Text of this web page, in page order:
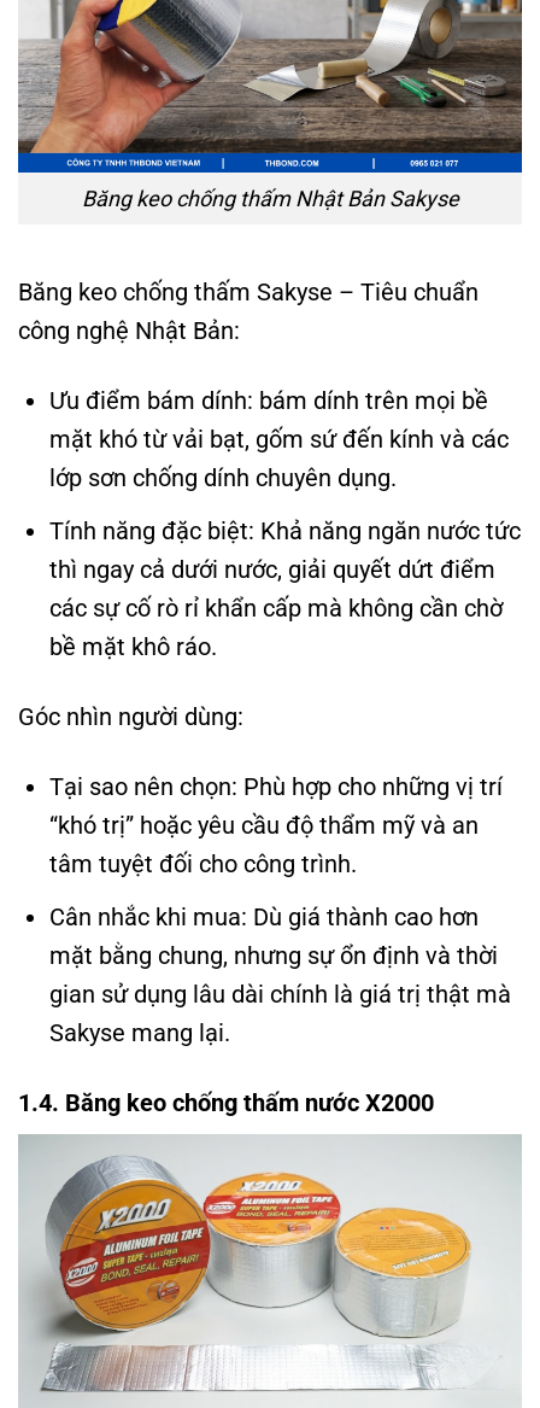
Băng keo chống thấm Nhật Bản Sakyse
Băng keo chống thấm Sakyse – Tiêu chuẩn
công nghệ Nhật Bản:
Ưu điểm bám dính: bám dính trên mọi bề
mặt khó từ vải bạt, gốm sứ đến kính và các
lớp sơn chống dính chuyên dụng.
Tính năng đặc biệt: Khả năng ngăn nước tức
thì ngay cả dưới nước, giải quyết dứt điểm
các sự cố rò rỉ khẩn cấp mà không cần chờ
bề mặt khô ráo.
Góc nhìn người dùng:
Tại sao nên chọn: Phù hợp cho những vị trí
“khó trị” hoặc yêu cầu độ thẩm mỹ và an
tâm tuyệt đối cho công trình.
Cân nhắc khi mua: Dù giá thành cao hơn
mặt bằng chung, nhưng sự ổn định và thời
gian sử dụng lâu dài chính là giá trị thật mà
Sakyse mang lại.
1.4. Băng keo chống thấm nước X2000